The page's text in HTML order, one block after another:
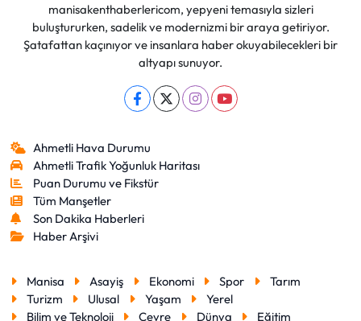
manisakenthaberlericom, yepyeni temasıyla sizleri
buluştururken, sadelik ve modernizmi bir araya getiriyor.
Şatafattan kaçınıyor ve insanlara haber okuyabilecekleri bir
altyapı sunuyor.
Ahmetli Hava Durumu
Ahmetli Trafik Yoğunluk Haritası
Puan Durumu ve Fikstür
Tüm Manşetler
Son Dakika Haberleri
Haber Arşivi
Manisa Asayiş Ekonomi Spor
Tarım
Turizm
Ulusal Yaşam
Yerel
Bilim ve Teknoloji
Çevre Dünya Eğitim